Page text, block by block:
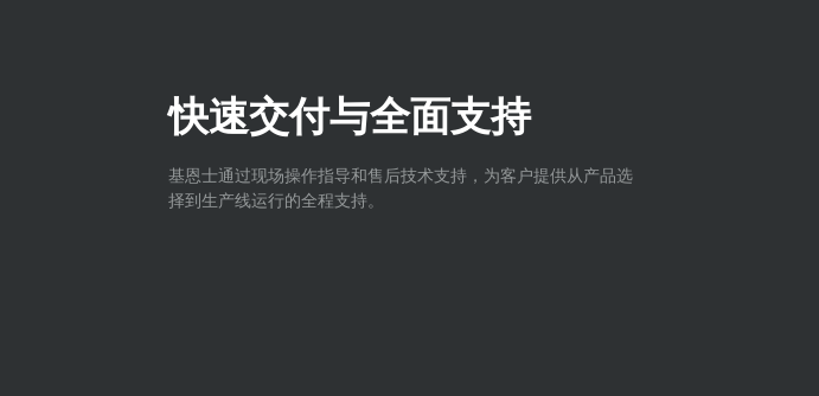
快速交付与全面支持
基恩士通过现场操作指导和售后技术支持，为客户提供从产品选
择到生产线运行的全程支持。